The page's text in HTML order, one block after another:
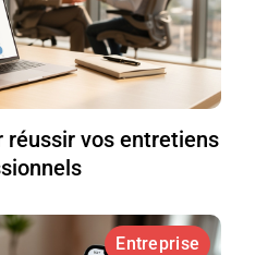
réussir vos entretiens
Entreprise